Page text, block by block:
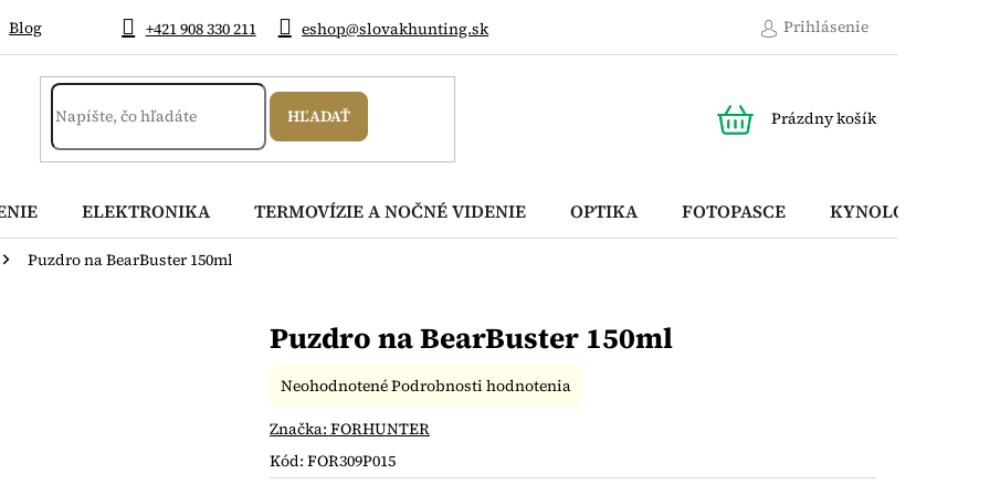
+421 908 330 211 eshop@slovakhunting.sk
Blog Prihlásenie
HĽADAŤ
KOŠÍK
Prázdny košík
ELEKTRONIKA TERMOVÍZIE A NOČNÉ VIDENIE OPTIKA FOTOPASCE KYNOLOGICKÉ
Puzdro na BearBuster 150ml
Puzdro na BearBuster 150ml
Kód: FOR309P015
Priemerné
produktu
0,0
NeohodnotenéPodrobnosti hodnotenia
Značka: FORHUNTER